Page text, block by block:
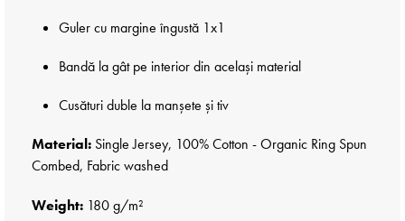
Guler cu margine îngustă 1x1
Bandă la gât pe interior din același material
Cusături duble la manșete și tiv
Material: Single Jersey, 100% Cotton - Organic Ring Spun
Combed, Fabric washed
Weight: 180 g/m²